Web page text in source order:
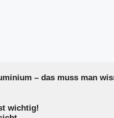
– das muss man
wichtig!